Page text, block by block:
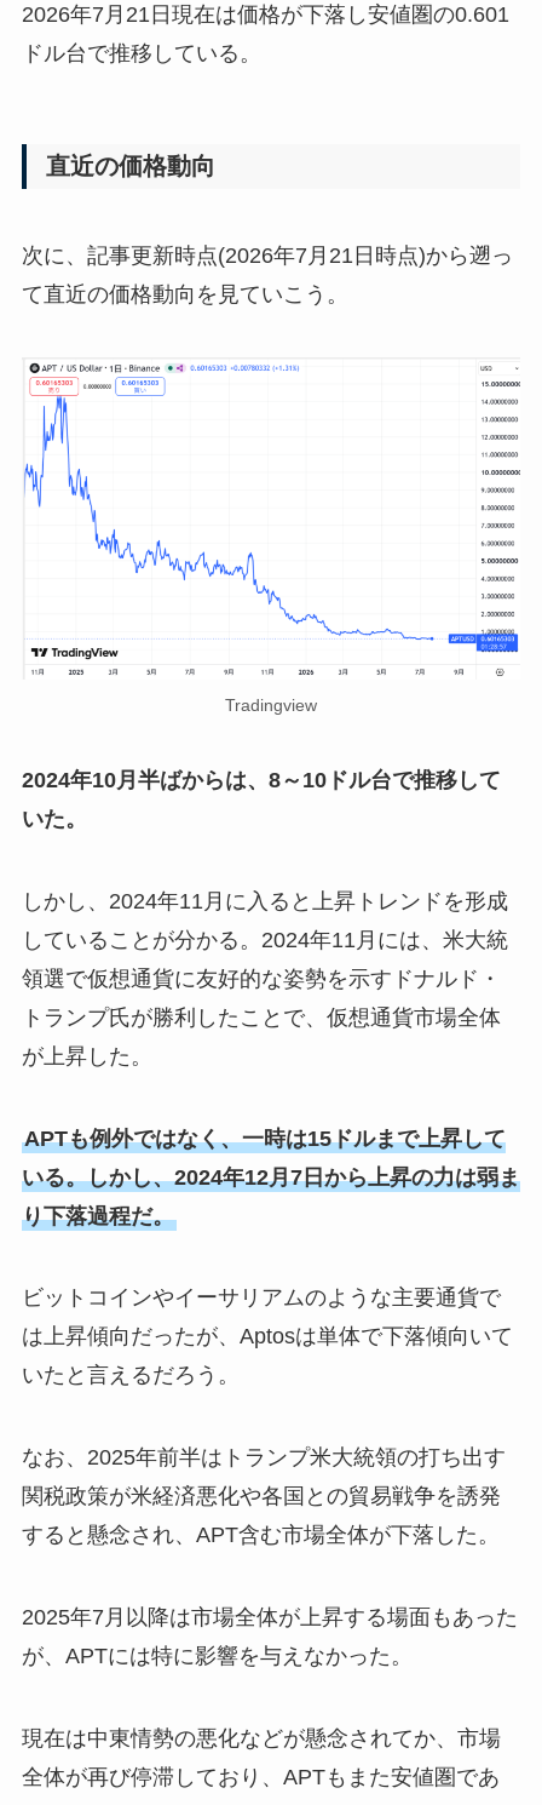
2026年7月21日現在は価格が下落し安値圏の0.601
ドル台で推移している。
直近の価格動向
次に、記事更新時点(2026年7月21日時点)から遡っ
て直近の価格動向を見ていこう。
Tradingview
2024年10月半ばからは、8～10ドル台で推移して
いた。
しかし、2024年11月に入ると上昇トレンドを形成
していることが分かる。2024年11月には、米大統
領選で仮想通貨に友好的な姿勢を示すドナルド・
トランプ氏が勝利したことで、仮想通貨市場全体
が上昇した。
APTも例外ではなく、一時は15ドルまで上昇して
いる。しかし、2024年12月7日から上昇の力は弱ま
り下落過程だ。
ビットコインやイーサリアムのような主要通貨で
は上昇傾向だったが、Aptosは単体で下落傾向いて
いたと言えるだろう。
なお、2025年前半はトランプ米大統領の打ち出す
関税政策が米経済悪化や各国との貿易戦争を誘発
すると懸念され、APT含む市場全体が下落した。
2025年7月以降は市場全体が上昇する場面もあった
が、APTには特に影響を与えなかった。
現在は中東情勢の悪化などが懸念されてか、市場
全体が再び停滞しており、APTもまた安値圏であ